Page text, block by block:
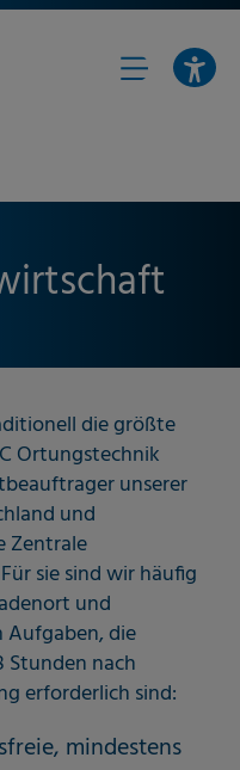
die größte
Ortungstechnik
unserer
und
Zentrale
sie sind wir häufig
und
Aufgaben, die
Stunden nach
erforderlich sind:
mindestens